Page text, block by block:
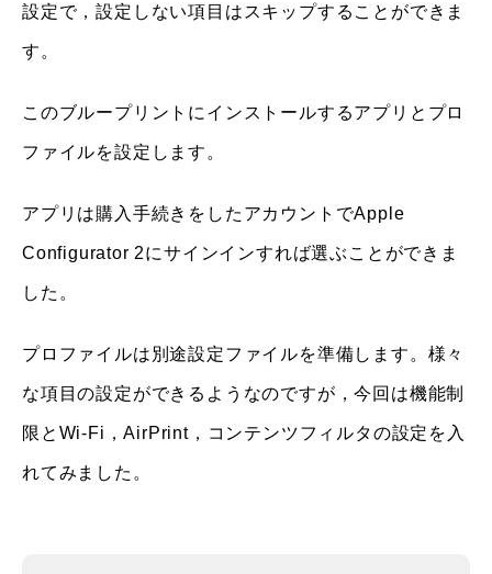
設定で，設定しない項目はスキップすることができま
す。
このブループリントにインストールするアプリとプロ
ファイルを設定します。
アプリは購入手続きをしたアカウントでApple
Configurator 2にサインインすれば選ぶことができま
した。
プロファイルは別途設定ファイルを準備します。様々
な項目の設定ができるようなのですが，今回は機能制
限とWi-Fi，AirPrint，コンテンツフィルタの設定を入
れてみました。